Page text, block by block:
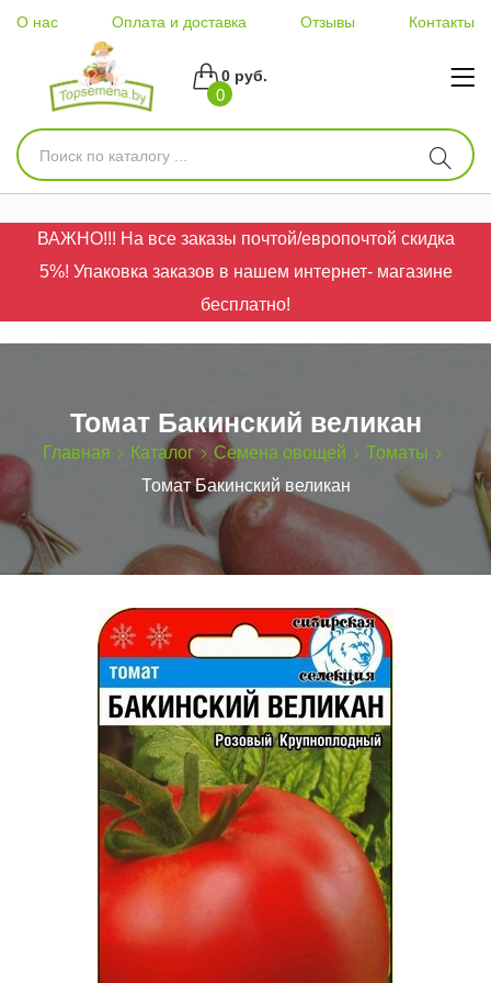
О нас Оплата и доставка Отзывы Контакты
0
0 руб.
ВАЖНО!!! На все заказы почтой/европочтой скидка
5%! Упаковка заказов в нашем интернет- магазине
бесплатно!
Томат Бакинский великан
Главная Каталог Семена овощей
Томаты
Томат Бакинский великан